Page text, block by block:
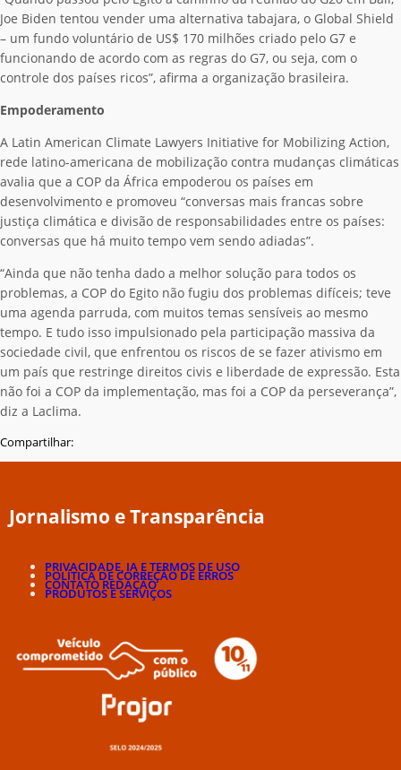
Joe Biden tentou vender uma alternativa tabajara, o Global Shield
– um fundo voluntário de US$ 170 milhões criado pelo G7 e
funcionando de acordo com as regras do G7, ou seja, com o
controle dos países ricos”, afirma a organização brasileira.
Empoderamento
A Latin American Climate Lawyers Initiative for Mobilizing Action,
rede latino-americana de mobilização contra mudanças climáticas
avalia que a COP da África empoderou os países em
desenvolvimento e promoveu “conversas mais francas sobre
justiça climática e divisão de responsabilidades entre os países:
conversas que há muito tempo vem sendo adiadas”.
“Ainda que não tenha dado a melhor solução para todos os
problemas, a COP do Egito não fugiu dos problemas difíceis; teve
uma agenda parruda, com muitos temas sensíveis ao mesmo
tempo. E tudo isso impulsionado pela participação massiva da
sociedade civil, que enfrentou os riscos de se fazer ativismo em
um país que restringe direitos civis e liberdade de expressão. Esta
não foi a COP da implementação, mas foi a COP da perseverança”,
diz a Laclima.
Compartilhar:
Jornalismo e Transparência
PRIVACIDADE, IA E TERMOS DE USO
POLÍTICA DE CORREÇÃO DE ERROS
CONTATO REDAÇÃO
PRODUTOS E SERVIÇOS